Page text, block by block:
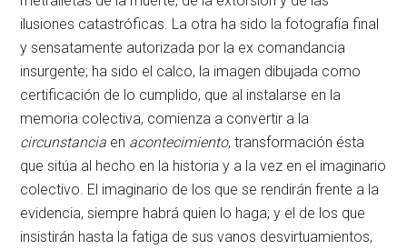
ilusiones catastróficas. La otra ha sido la fotografía final
y sensatamente autorizada por la ex comandancia
insurgente; ha sido el calco, la imagen dibujada como
certificación de lo cumplido, que al instalarse en la
memoria colectiva, comienza a convertir a la
circunstancia en acontecimiento, transformación ésta
que sitúa al hecho en la historia y a la vez en el imaginario
colectivo. El imaginario de los que se rendirán frente a la
evidencia, siempre habrá quien lo haga; y el de los que
insistirán hasta la fatiga de sus vanos desvirtuamientos,